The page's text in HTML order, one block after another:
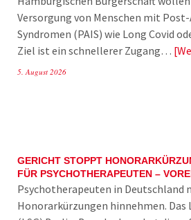
Versorgung von Menschen mit
Syndromen (PAIS) wie Long Covid
Ziel ist ein schnellerer Zugang…
5. August 2026
GERICHT STOPPT
FÜR PSYCHOTHERAPEUTEN –
Psychotherapeuten in Deutschland
Honorarkürzungen hinnehmen.